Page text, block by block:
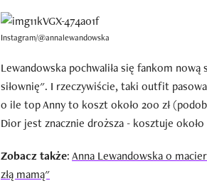
Instagram/@annalewandowska
Lewandowska pochwaliła się fankom
siłownię". I rzeczywiście, taki outfit
o ile top Anny to koszt około 200 zł
Dior jest znacznie droższa - kosztuje około
Zobacz także:Anna Lewandowska o
złą mamą"